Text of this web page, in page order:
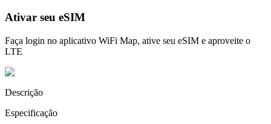
Ativar seu eSIM
Faça login no aplicativo WiFi Map, ative seu eSIM e aproveite o
LTE
Descrição
Especificação